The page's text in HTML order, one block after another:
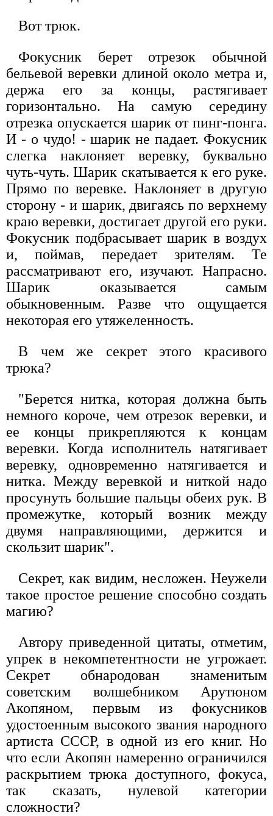
Вот трюк.
Фокусник берет отрезок обычной
бельевой веревки длиной около метра и,
держа его за концы, растягивает
горизонтально. На самую середину
отрезка опускается шарик от пинг-понга.
И - о чудо! - шарик не падает. Фокусник
слегка наклоняет веревку, буквально
чуть-чуть. Шарик скатывается к его руке.
Прямо по веревке. Наклоняет в другую
сторону - и шарик, двигаясь по верхнему
краю веревки, достигает другой его руки.
Фокусник подбрасывает шарик в воздух
и, поймав, передает зрителям. Те
рассматривают его, изучают. Напрасно.
Шарик оказывается самым
обыкновенным. Разве что ощущается
некоторая его утяжеленность.
В чем же секрет этого красивого
трюка?
"Берется нитка, которая должна быть
немного короче, чем отрезок веревки, и
ее концы прикрепляются к концам
веревки. Когда исполнитель натягивает
веревку, одновременно натягивается и
нитка. Между веревкой и ниткой надо
просунуть большие пальцы обеих рук. В
промежутке, который возник между
двумя направляющими, держится и
скользит шарик".
Секрет, как видим, несложен. Неужели
такое простое решение способно создать
магию?
Автору приведенной цитаты, отметим,
упрек в некомпетентности не угрожает.
Секрет обнародован знаменитым
советским волшебником Арутюном
Акопяном, первым из фокусников
удостоенным высокого звания народного
артиста СССР, в одной из его книг. Но
что если Акопян намеренно ограничился
раскрытием трюка доступного, фокуса,
так сказать, нулевой категории
сложности?